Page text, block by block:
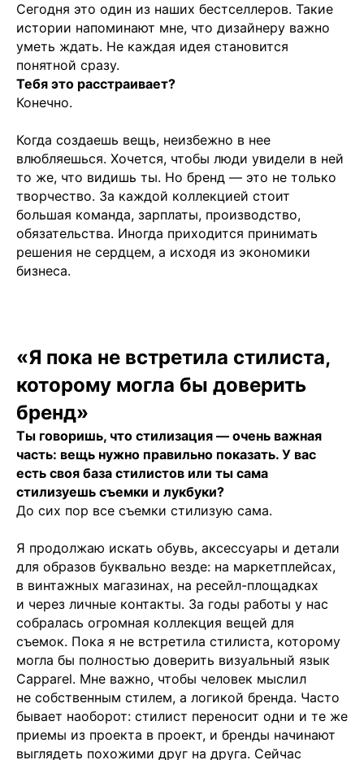
Сегодня это один из наших бестселлеров. Такие
истории напоминают мне, что дизайнеру важно
уметь ждать. Не каждая идея становится
понятной сразу.
Тебя это расстраивает?
Конечно.
Когда создаешь вещь, неизбежно в нее
влюбляешься. Хочется, чтобы люди увидели в ней
то же, что видишь ты. Но бренд — это не только
творчество. За каждой коллекцией стоит
большая команда, зарплаты, производство,
обязательства. Иногда приходится принимать
решения не сердцем, а исходя из экономики
бизнеса.
«Я пока не встретила стилиста,
которому могла бы доверить
бренд»
Ты говоришь, что стилизация — очень важная
часть: вещь нужно правильно показать. У вас
есть своя база стилистов или ты сама
стилизуешь съемки и лукбуки?
До сих пор все съемки стилизую сама.
Я продолжаю искать обувь, аксессуары и детали
для образов буквально везде: на маркетплейсах,
в винтажных магазинах, на ресейл-площадках
и через личные контакты. За годы работы у нас
собралась огромная коллекция вещей для
съемок. Пока я не встретила стилиста, которому
могла бы полностью доверить визуальный язык
Capparel. Мне важно, чтобы человек мыслил
не собственным стилем, а логикой бренда. Часто
бывает наоборот: стилист переносит одни и те же
приемы из проекта в проект, и бренды начинают
выглядеть похожими друг на друга. Сейчас